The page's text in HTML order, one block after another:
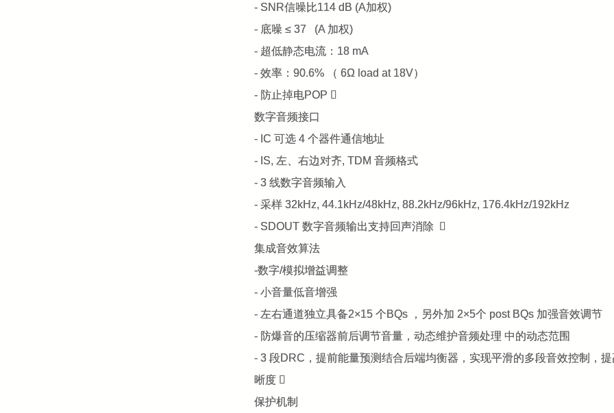
- SNR信噪比114 dB (A加权)
- 底噪 ≤ 37 (A 加权)
- 超低静态电流：18 mA
- 效率：90.6% （ 6Ω load at 18V）
- 防止掉电POP 
数字音频接口
- IC 可选 4 个器件通信地址
- IS, 左、右边对齐, TDM 音频格式
- 3 线数字音频输入
- 采样 32kHz, 44.1kHz/48kHz, 88.2kHz/96kHz, 176.4kHz/192kHz
- SDOUT 数字音频输出支持回声消除 
集成音效算法
-数字/模拟增益调整
- 小音量低音增强
- 左右通道独立具备2×15 个BQs ，另外加 2×5个 post BQs 加强音效调节
- 防爆音的压缩器前后调节音量，动态维护音频处理 中的动态范围
- 3 段DRC，提前能量预测结合后端均衡器，实现平滑的多段音效控制，
晰度 
保护机制